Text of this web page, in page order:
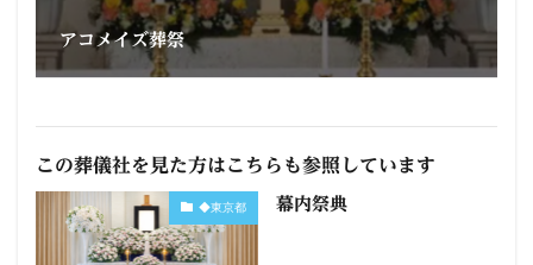
アコメイズ葬祭
この葬儀社を見た方はこちらも参照しています
◆東京都 幕内祭典